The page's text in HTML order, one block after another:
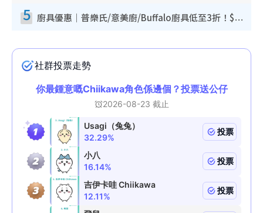
5 廚具優惠｜普樂氏/意美廚/Buffalo廚具低至3折！$89起買煎鍋／炒鑊／個人鍋 同場小家電激減至$99起